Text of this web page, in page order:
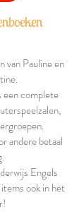
van Pauline en
een complete
andere betaal
Engels
ook in het